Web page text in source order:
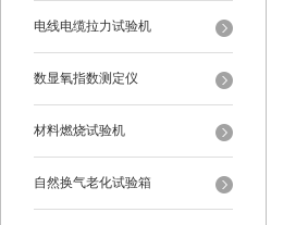
电线电缆拉力试验机
数显氧指数测定仪
材料燃烧试验机
自然换气老化试验箱